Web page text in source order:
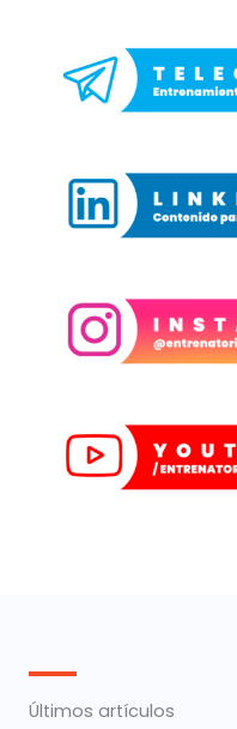
Últimos artículos